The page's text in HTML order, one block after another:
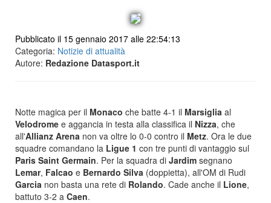
Pubblicato il 15 gennaio 2017 alle 22:54:13
Categoria: Notizie di attualità
Autore: Redazione Datasport.it
Notte magica per il Monaco che batte 4-1 il Marsiglia al
Velodrome e aggancia in testa alla classifica il Nizza, che
all'Allianz Arena non va oltre lo 0-0 contro il Metz. Ora le due
squadre comandano la Ligue 1 con tre punti di vantaggio sul
Paris Saint Germain. Per la squadra di Jardim segnano
Lemar, Falcao e Bernardo Silva (doppietta), all'OM di Rudi
Garcia non basta una rete di Rolando. Cade anche il Lione,
battuto 3-2 a Caen.